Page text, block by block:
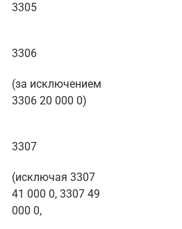
3305
3306
(за исключением
3306 20 000 0)
3307
(исключая 3307
41 000 0, 3307 49
000 0,